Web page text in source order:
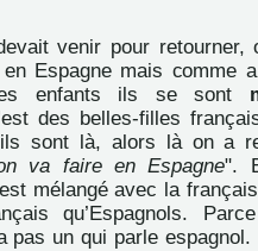
venir pour retourner,
Espagne mais comme
enfants ils se sont
des belles-filles
ils sont là, alors là on a
va faire en Espagne".
mélangé avec la
qu’Espagnols.
pas un qui parle